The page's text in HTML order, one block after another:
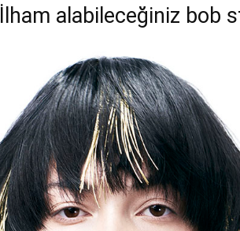
İlham alabileceğiniz bob